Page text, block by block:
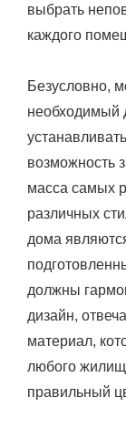
выбрать
каждого
Безусловно,
необходимый
возможность
масса самых
различных
дома
должны
дизайн,
материал,
любого
правильный